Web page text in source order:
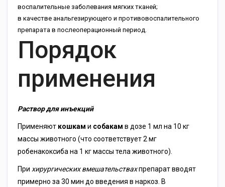
воспалительные заболевания мягких тканей;
в качестве анальгезирующего и противовоспалительного
препарата в послеоперационный период.
Порядок
применения
Раствор для инъекций
Применяют кошкам и собакам в дозе 1 мл на 10 кг
массы животного (что соответствует 2 мг
робенакоксиба на 1 кг массы тела животного).
При хирургических вмешательствахпрепарат вводят
примерно за 30 мин до введения в наркоз. В